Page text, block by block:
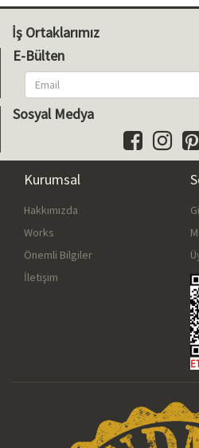
İş Ortaklarımız
E-Bülten
Sosyal Medya
Kurumsal
Hakkımızda
Works
Önemli Bilgiler
İletişim